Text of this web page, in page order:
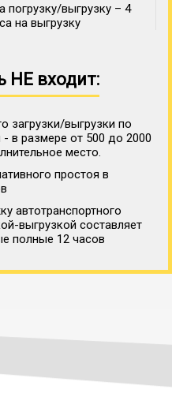
погрузку/выгрузку – 4
на выгрузку
НЕ входит:
загрузки/выгрузки по
в размере от 500 до 2000
место.
простоя в
автотранспортного
выгрузкой составляет
полные 12 часов